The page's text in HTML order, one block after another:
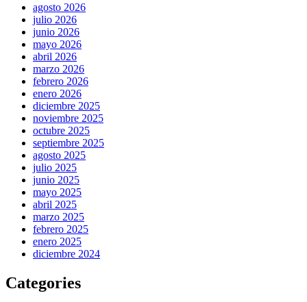
agosto 2026
julio 2026
junio 2026
mayo 2026
abril 2026
marzo 2026
febrero 2026
enero 2026
diciembre 2025
noviembre 2025
octubre 2025
septiembre 2025
agosto 2025
julio 2025
junio 2025
mayo 2025
abril 2025
marzo 2025
febrero 2025
enero 2025
diciembre 2024
Categories